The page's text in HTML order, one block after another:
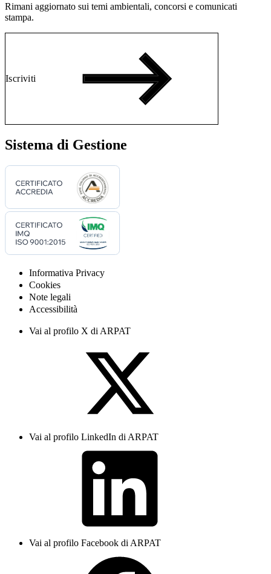
Rimani aggiornato sui temi ambientali, concorsi e comunicati
stampa.
Iscriviti
Sistema di Gestione
Informativa Privacy
Cookies
Note legali
Accessibilità
Vai al profilo X di ARPAT
Vai al profilo LinkedIn di ARPAT
Vai al profilo Facebook di ARPAT